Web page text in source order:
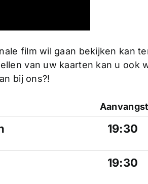
film wil gaan bekijken kan
van uw kaarten kan u ook
bij ons?!
19:30
19:30